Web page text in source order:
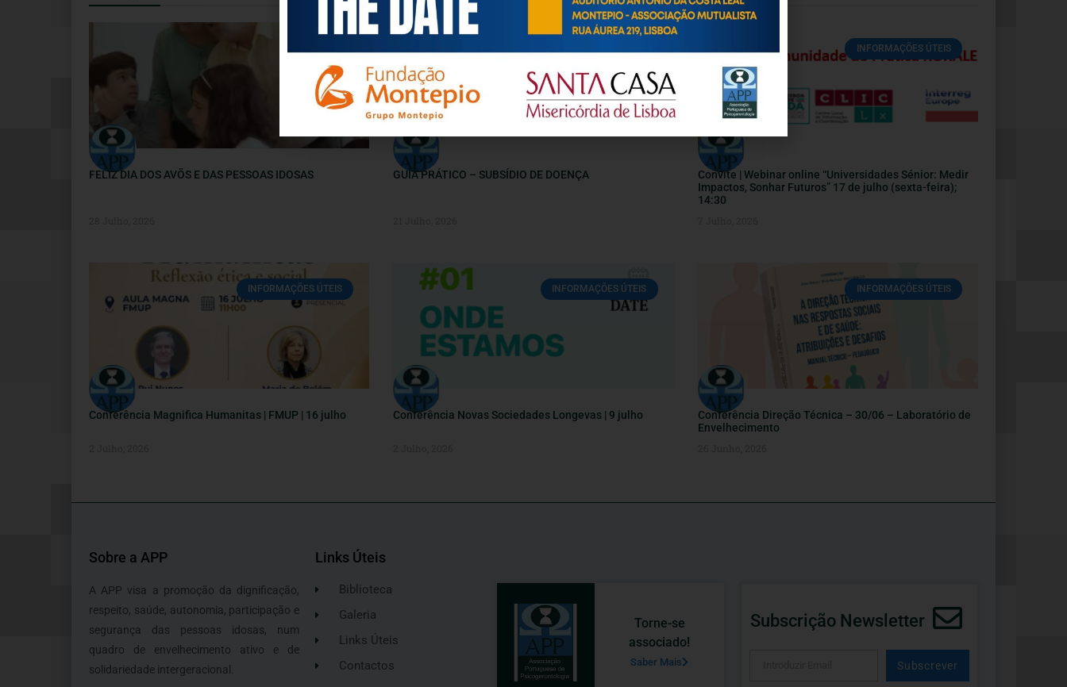
FELIZ DIA DOS AVÕS E DAS PESSOAS IDOSAS GUIA PRÁTICO – SUBSÍDIO DE DOENÇA
INFORMAÇÕES ÚTEIS
Convite | Webinar online “Universidades Sénior: Medir
Impactos, Sonhar Futuros” 17 de julho (sexta-feira);
14:30
INFORMAÇÕES ÚTEIS
Conferência Magnifica Humanitas | FMUP | 16 julho
INFORMAÇÕES ÚTEIS
Conferência Novas Sociedades Longevas | 9 julho
INFORMAÇÕES ÚTEIS
Conferência Direção Técnica – 30/06 – Laboratório de
Envelhecimento
Sobre a APP
A APP visa a promoção da dignificação,
respeito, saúde, autonomia, participação e
segurança das pessoas idosas, num
quadro de envelhecimento ativo e de
solidariedade intergeracional.
Links Úteis
Biblioteca
Galeria
Links Úteis
Contactos
Torne-se
associado!
Saber Mais
Subscrição Newsletter
Subscrever